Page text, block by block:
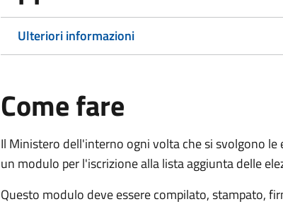
Ulteriori informazioni
Come fare
Il Ministero dell'interno ogni volta che si svolgono
un modulo per l'iscrizione alla lista aggiunta delle
Questo modulo deve essere compilato, stampato,